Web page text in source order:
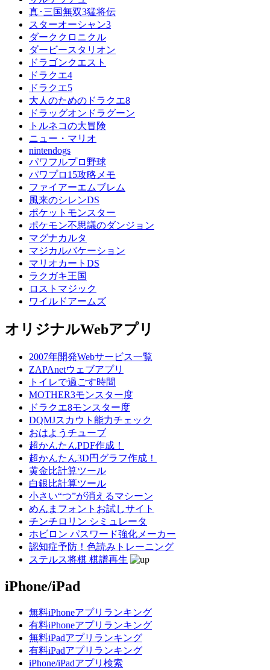
真･三国無双3猛将伝
スターオーシャン3
ダーククロニクル
ダービースタリオン
ドラゴンクエスト
ドラクエ4
ドラクエ5
大人のためのドラクエ8
ドラッグオンドラグーン
トルネコの大冒険
ニュー・マリオ
nintendogs
パワフルプロ野球
パワプロ15攻略メモ
ファイアーエムブレム
風来のシレンDS
ポケットモンスター
ポケモン不思議のダンジョン
マグナカルタ
マジカルバケーション
マリオカートDS
ラクガキ王国
ロストマジック
ワイルドアームズ
オリジナルWebアプリ
2007年開発Webサービス一覧
ZAPAnetウェブアプリ
トイレで過ごす時間
MOTHER3モンスター度
ドラクエ8モンスター度
DQMJスカウト能力チェック
おはようチューブ
超かんたんPDF作成！
超かんたん3D円グラフ作成！
黄金比計算ツール
白銀比計算ツール
小さい“つ”が消えるマシーン
めんまフォントお試しサイト
チンチロリン シミュレータ
ホビロン パスワード強化メーカー
認知症予防！色読みトレーニング
ステルス将棋 棋譜再生
iPhone/iPad
無料iPhoneアプリランキング
有料iPhoneアプリランキング
無料iPadアプリランキング
有料iPadアプリランキング
iPhone/iPadアプリ検索